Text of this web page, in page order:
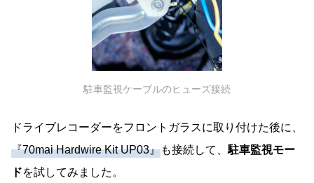
駐車監視ケーブルのヒューズ接続
ドライブレコーダーをフロントガラスに取り付けた後に、
『70mai Hardwire Kit UP03』も接続して、 駐車監視モー
ドを試してみました。